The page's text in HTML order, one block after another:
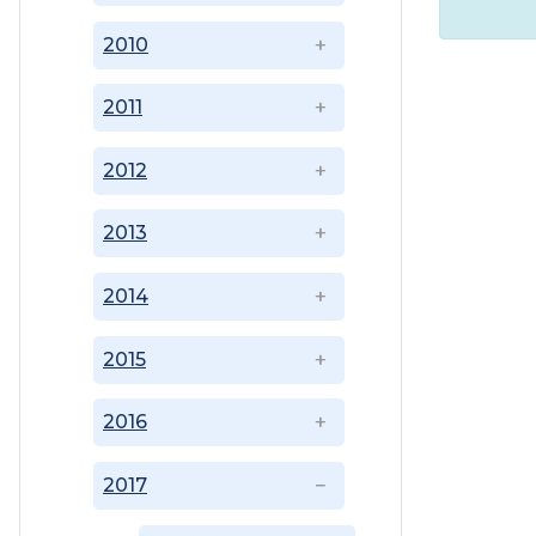
2010
2011
2012
2013
2014
2015
2016
2017